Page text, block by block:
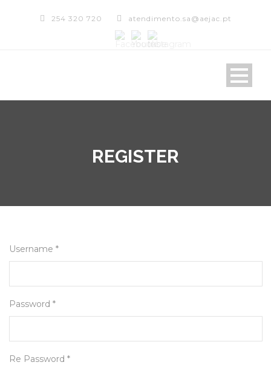
254 320 720 atendimento.sa@aejac.pt
REGISTER
Username *
Password *
Re Password *